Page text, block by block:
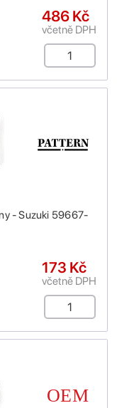
486 Kč
včetně DPH
- Suzuki 59667-
173 Kč
včetně DPH